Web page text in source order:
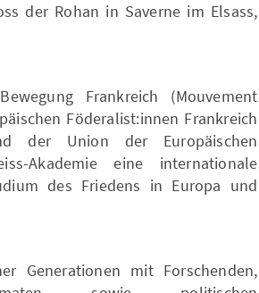
der Rohan in Saverne im Elsass,
Frankreich (Mouvement
Föderalist:innen Frankreich
der Union der Europäischen
Akademie eine internationale
des Friedens in Europa und
Generationen mit Forschenden,